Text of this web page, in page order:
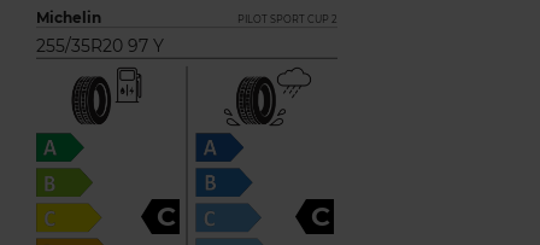
Michelin PILOT SPORT CUP 2
255/35R20 97 Y
C C